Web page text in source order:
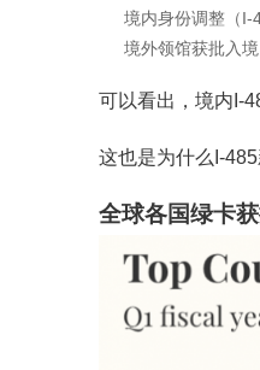
境内身份调整（I-
境外领馆获批入
可以看出，境内I-
这也是为什么I-
全球各国绿卡